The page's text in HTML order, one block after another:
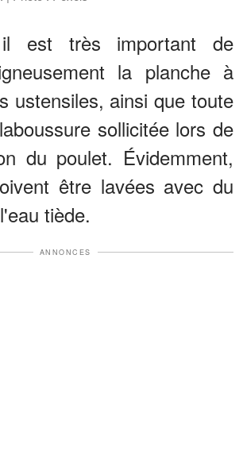
est très important de
la planche à
ustensiles, ainsi que toute
sollicitée lors de
du poulet. Évidemment,
être lavées avec du
tiède.
ANNONCES